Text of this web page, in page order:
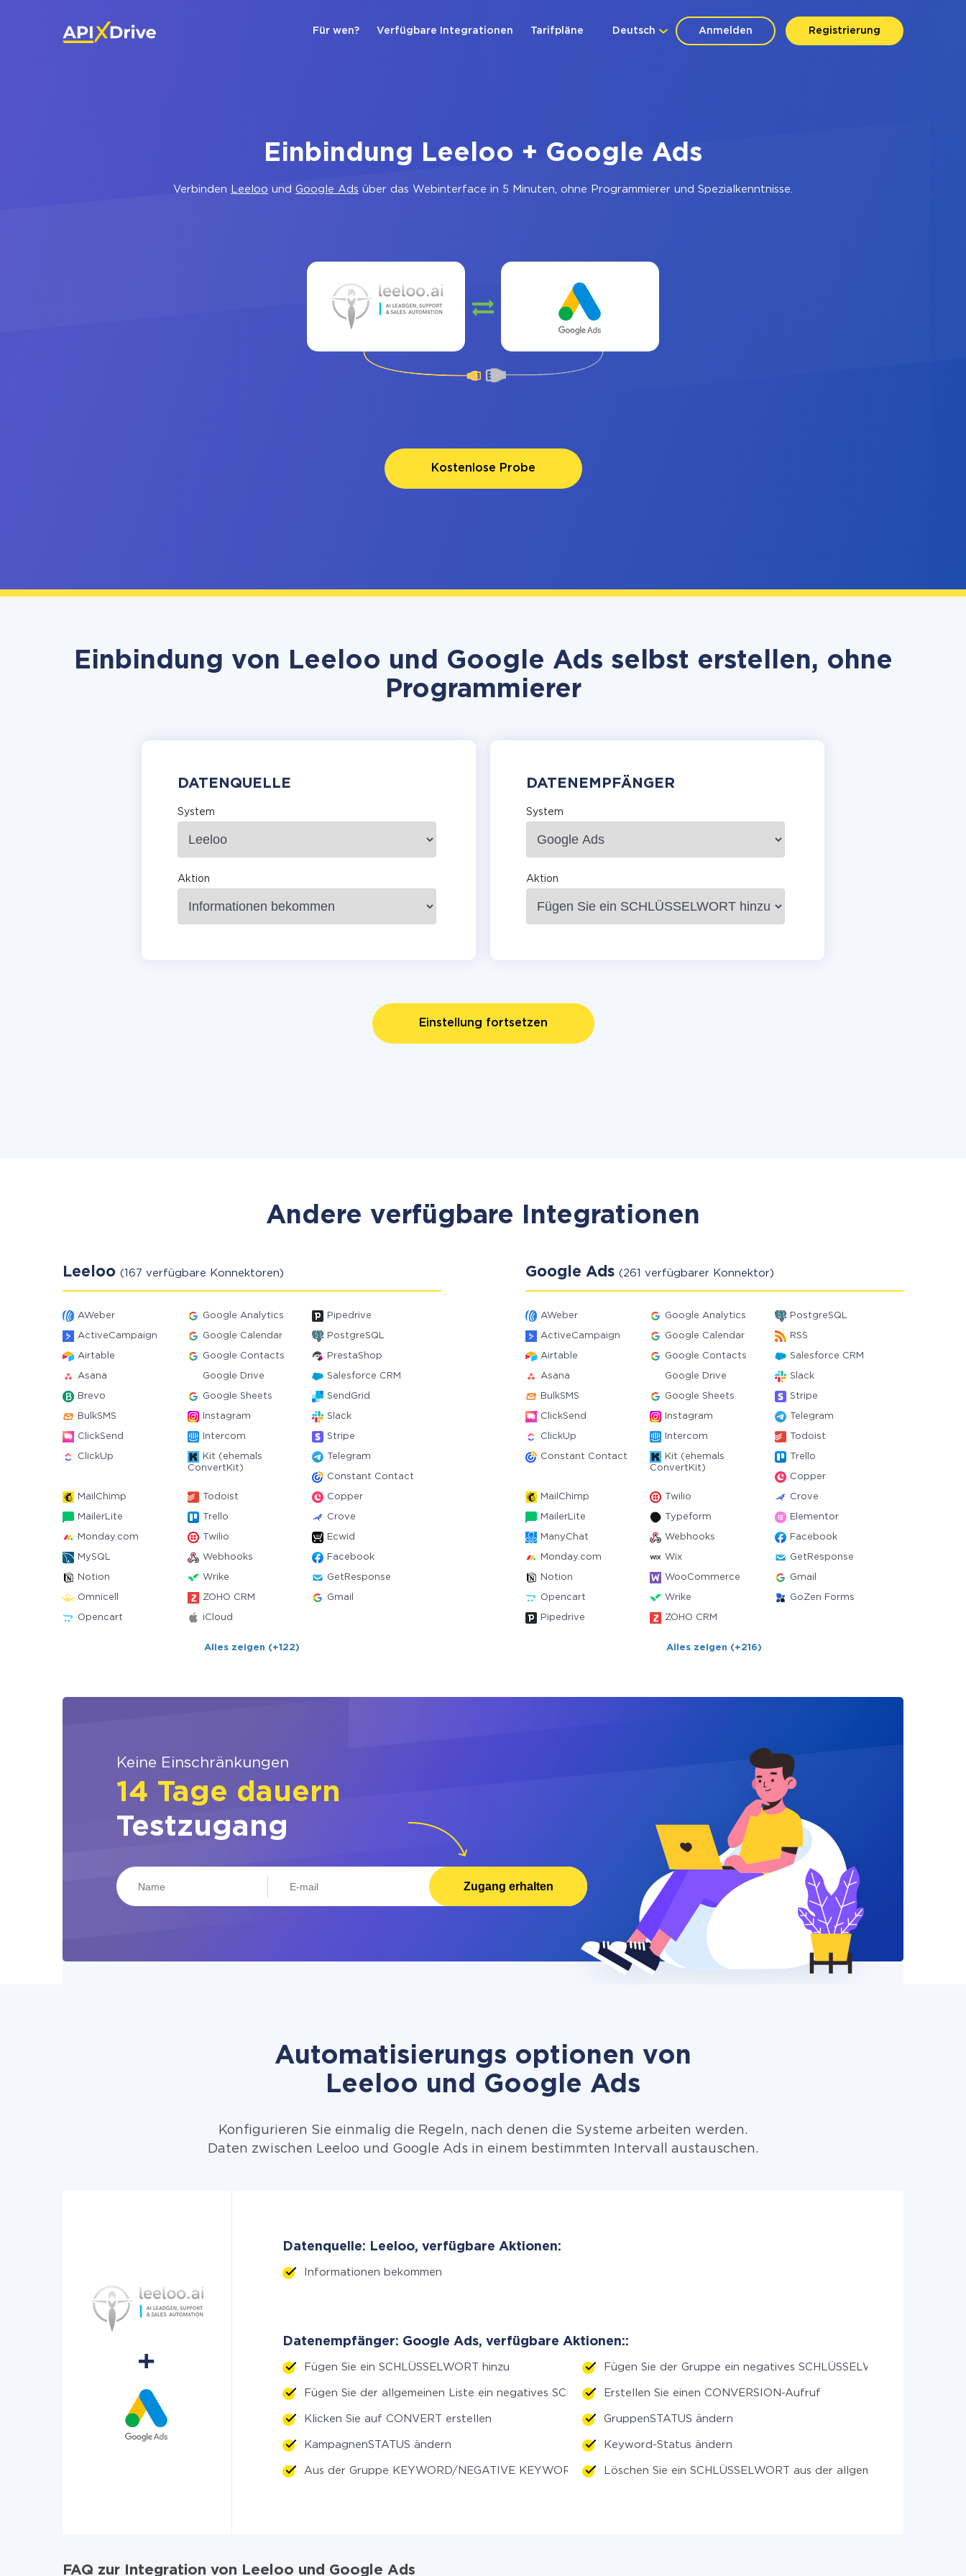
Anmelden Registrierung
Deutsch
Für wen? Verfügbare Integrationen Tarifpläne
Einbindung Leeloo + Google Ads
Verbinden Leeloo und Google Ads über das Webinterface in 5 Minuten, ohne Programmierer und Spezialkenntnisse.
Kostenlose Probe
Einbindung von Leeloo und Google Ads selbst erstellen, ohne
Programmierer
DATENQUELLE
System
Aktion
DATENEMPFÄNGER
System
Aktion
Einstellung fortsetzen
Andere verfügbare Integrationen
Leeloo (167 verfügbare Konnektoren)
AWeber Google Analytics Pipedrive
ActiveCampaign Google Calendar PostgreSQL
Airtable Google Contacts PrestaShop
Asana Google Drive Salesforce CRM
Brevo Google Sheets SendGrid
BulkSMS Instagram Slack
ClickSend Intercom Stripe
ClickUp
Kit (ehemals
ConvertKit)
Telegram
Constant Contact
MailChimp Todoist Copper
MailerLite Trello Crove
Monday.com Twilio Ecwid
MySQL Webhooks Facebook
Notion Wrike GetResponse
Omnicell ZOHO CRM Gmail
Opencart iCloud
Alles zeigen (+122)
Google Ads (261 verfügbarer Konnektor)
AWeber Google Analytics PostgreSQL
ActiveCampaign Google Calendar RSS
Airtable Google Contacts Salesforce CRM
Asana Google Drive Slack
BulkSMS Google Sheets Stripe
ClickSend Instagram Telegram
ClickUp Intercom Todoist
Constant Contact
Kit (ehemals
ConvertKit)
Trello
Copper
MailChimp Twilio Crove
MailerLite Typeform Elementor
ManyChat Webhooks Facebook
Monday.com Wix GetResponse
Notion WooCommerce Gmail
Opencart Wrike GoZen Forms
Pipedrive ZOHO CRM
Alles zeigen (+216)
Keine Einschränkungen
14 Tage dauern
Testzugang
Zugang erhalten
Automatisierungs optionen von
Leeloo und Google Ads
Konfigurieren Sie einmalig die Regeln, nach denen die Systeme arbeiten werden.
Daten zwischen Leeloo und Google Ads in einem bestimmten Intervall austauschen.
Datenquelle: Leeloo, verfügbare Aktionen:
Informationen bekommen
Datenempfänger: Google Ads, verfügbare Aktionen::
Fügen Sie ein SCHLÜSSELWORT hinzu Fügen Sie der Gruppe ein negatives SCHLÜSSELWORT
Fügen Sie der allgemeinen Liste ein negatives SCHLÜSSELWORT hinzuErstellen Sie einen CONVERSION-Aufruf
Klicken Sie auf CONVERT erstellen GruppenSTATUS ändern
KampagnenSTATUS ändern Keyword-Status ändern
Aus der Gruppe KEYWORD/NEGATIVE KEYWORD entfernenLöschen Sie ein SCHLÜSSELWORT aus der allgemeinen Liste
FAQ zur Integration von Leeloo und Google Ads